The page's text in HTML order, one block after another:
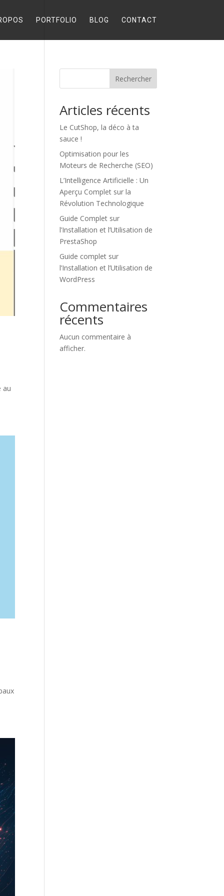
PORTFOLIO BLOG CONTACT
au
Rechercher
Articles récents
Le CutShop, la déco à ta
sauce !
Optimisation pour les
Moteurs de Recherche (SEO)
L’Intelligence Artificielle : Un
Aperçu Complet sur la
Révolution Technologique
Guide Complet sur
l’Installation et l’Utilisation de
PrestaShop
Guide complet sur
l’Installation et l’Utilisation de
WordPress
Commentaires
récents
Aucun commentaire à
afficher.